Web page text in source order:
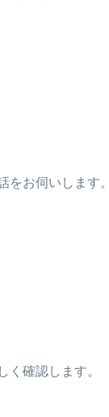
をお伺いします。
く確認します。